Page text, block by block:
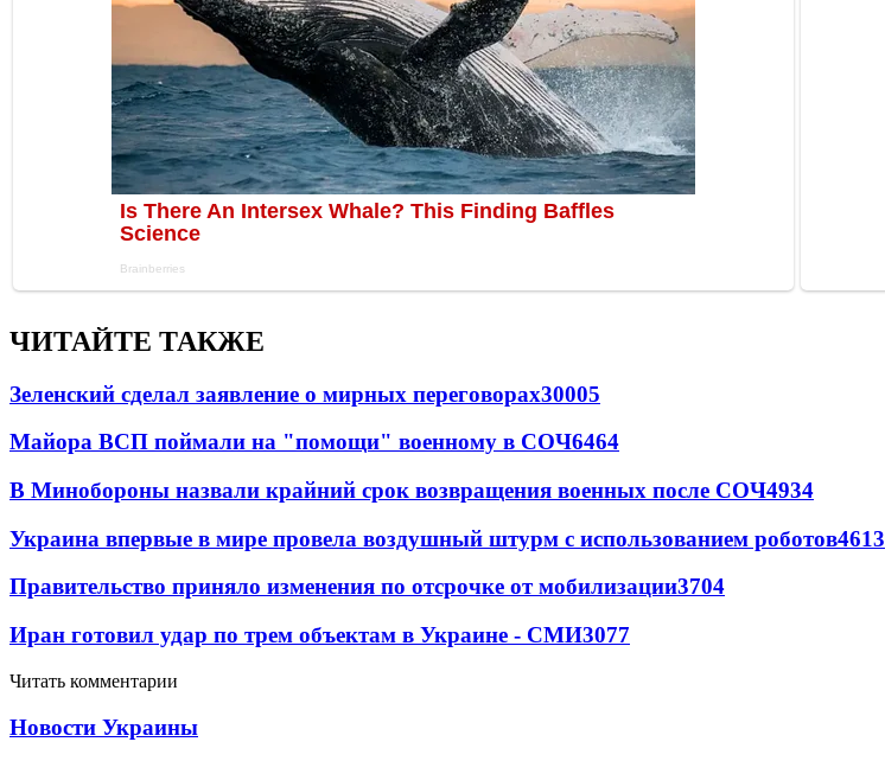
ЧИТАЙТЕ ТАКЖЕ
Зеленский сделал заявление о мирных переговорах30005
Майора ВСП поймали на "помощи" военному в СОЧ6464
В Минобороны назвали крайний срок возвращения военных после СОЧ4934
Украина впервые в мире провела воздушный штурм с использованием роботов4613
Правительство приняло изменения по отсрочке от мобилизации3704
Иран готовил удар по трем объектам в Украине - СМИ3077
Читать комментарии
Новости Украины